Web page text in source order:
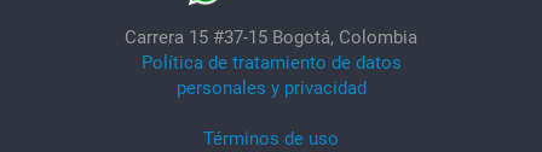
Carrera 15 #37-15 Bogotá, Colombia
Política de tratamiento de datos
personales y privacidad
Términos de uso